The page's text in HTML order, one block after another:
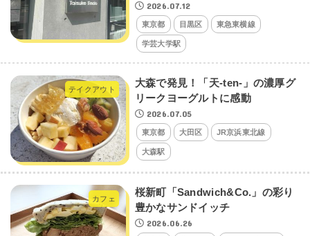
2026.07.12
東京都 目黒区 東急東横線
学芸大学駅
テイクアウト
大森で発見！「天-ten-」の濃厚グ
リークヨーグルトに感動
2026.07.05
東京都 大田区 JR京浜東北線
大森駅
カフェ
桜新町「Sandwich&Co.」の彩り
豊かなサンドイッチ
2026.06.26